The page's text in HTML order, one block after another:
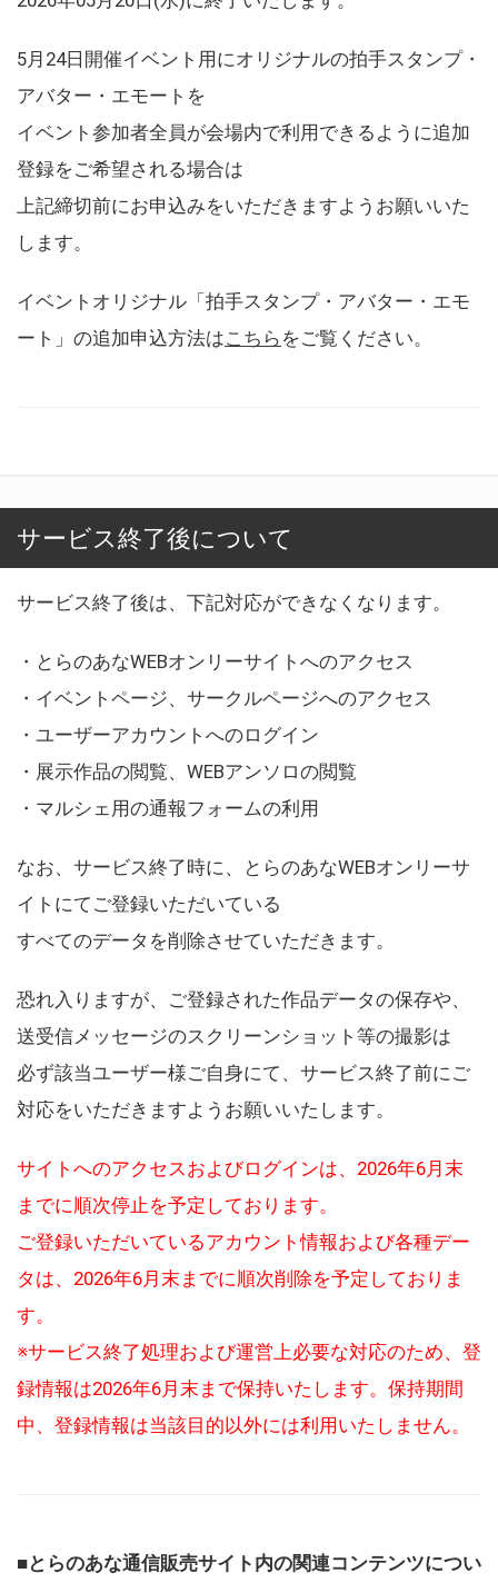
5月24日開催イベント用にオリジナルの拍手スタンプ・
アバター・エモートを
イベント参加者全員が会場内で利用できるように追加
登録をご希望される場合は
上記締切前にお申込みをいただきますようお願いいた
します。
イベントオリジナル「拍手スタンプ・アバター・エモ
ート」の追加申込方法はこちら をご覧ください。
サービス終了後について
サービス終了後は、下記対応ができなくなります。
・とらのあなWEBオンリーサイトへのアクセス
・イベントページ、サークルページへのアクセス
・ユーザーアカウントへのログイン
・展示作品の閲覧、WEBアンソロの閲覧
・マルシェ用の通報フォームの利用
なお、サービス終了時に、とらのあなWEBオンリーサ
イトにてご登録いただいている
すべてのデータを削除させていただきます。
恐れ入りますが、ご登録された作品データの保存や、
送受信メッセージのスクリーンショット等の撮影は
必ず該当ユーザー様ご自身にて、サービス終了前にご
対応をいただきますようお願いいたします。
サイトへのアクセスおよびログインは、2026年6月末
までに順次停止を予定しております。
ご登録いただいているアカウント情報および各種デー
タは、2026年6月末までに順次削除を予定しておりま
す。
※サービス終了処理および運営上必要な対応のため、登
録情報は2026年6月末まで保持いたします。保持期間
中、登録情報は当該目的以外には利用いたしません。
■とらのあな通信販売サイト内の関連コンテンツについ